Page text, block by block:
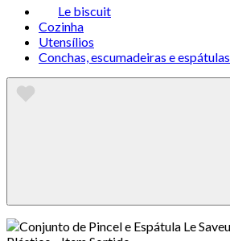
Le biscuit
Cozinha
Utensílios
Conchas, escumadeiras e espátulas